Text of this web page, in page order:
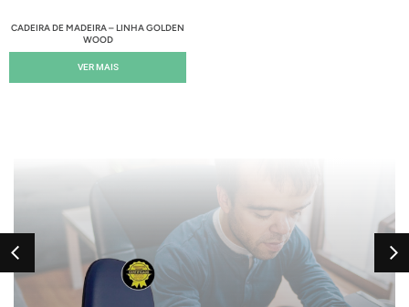
CADEIRA DE MADEIRA – LINHA GOLDEN
WOOD
VER MAIS